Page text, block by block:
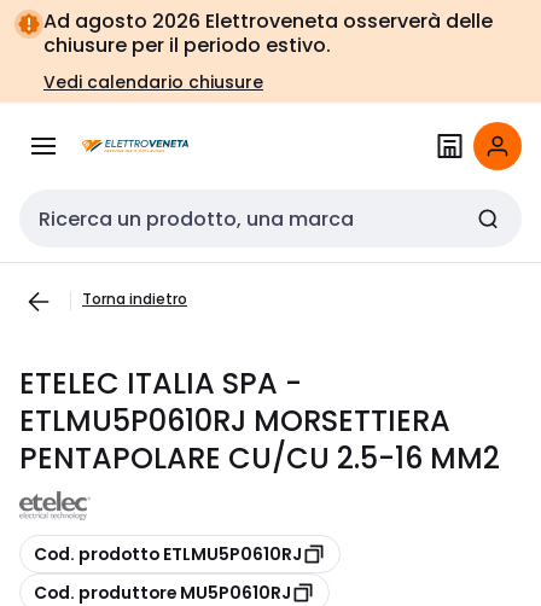
Vai alla
navigazione
Vai
alla
pagina
Ad agosto 2026 Elettroveneta osserverà delle
chiusure per il periodo estivo.
Vedi calendario chiusure
Cerca input
Torna indietro
ETELEC ITALIA SPA -
ETLMU5P0610RJ MORSETTIERA
PENTAPOLARE CU/CU 2.5-16 MM2
copia
Cod. prodotto ETLMU5P0610RJ
copia
Cod. produttore MU5P0610RJ